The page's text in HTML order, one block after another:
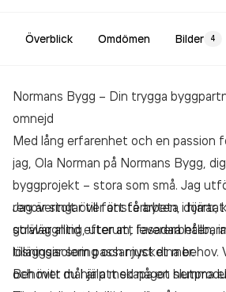
Överblick Omdömen Bilder 4
Normans Bygg – Din trygga
omnejd
Med lång erfarenhet och en passion
jag, Ola Norman på Normans Bygg,
byggprojekt – stora som små. Jag
renoveringar till fönsterbyten, dörrar,
golvläggning, uterum, fasadarbeten,
tilläggsisolering och mycket mer.
Jag är stolt över att få arbeta i hjärtat
strävar alltid efter att leverera
lösningar som passar just dina behov.
och mitt mål är att skapa en
Behöver du hjälp med något hemma